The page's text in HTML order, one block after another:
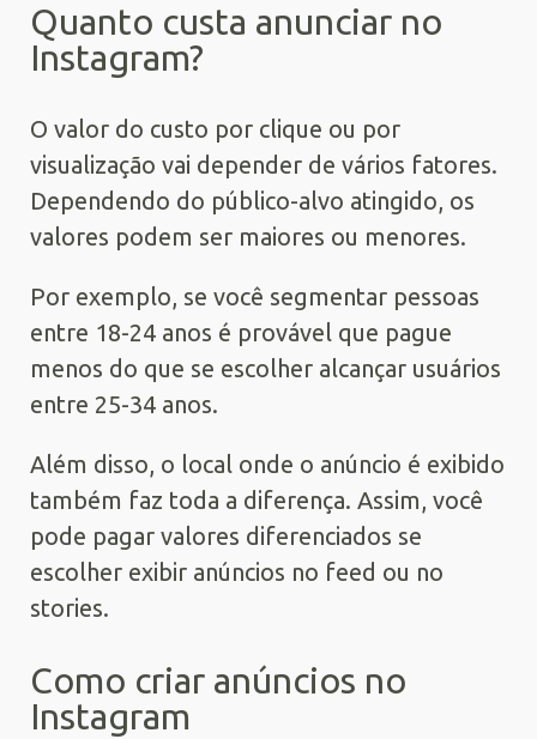
Quanto custa anunciar no
Instagram?
O valor do custo por clique ou por
visualização vai depender de vários fatores.
Dependendo do público-alvo atingido, os
valores podem ser maiores ou menores.
Por exemplo, se você segmentar pessoas
entre 18-24 anos é provável que pague
menos do que se escolher alcançar usuários
entre 25-34 anos.
Além disso, o local onde o anúncio é exibido
também faz toda a diferença. Assim, você
pode pagar valores diferenciados se
escolher exibir anúncios no feed ou no
stories.
Como criar anúncios no
Instagram